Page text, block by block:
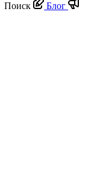
Поиск
Блог